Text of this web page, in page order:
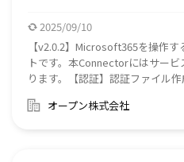
2025/09/10
【v2.0.2】Microsoft365を操作
トです。本Connectorにはサー
ります。【認証】認証ファイル
ールの添付ファイルをダウンロー
オープン株式会社